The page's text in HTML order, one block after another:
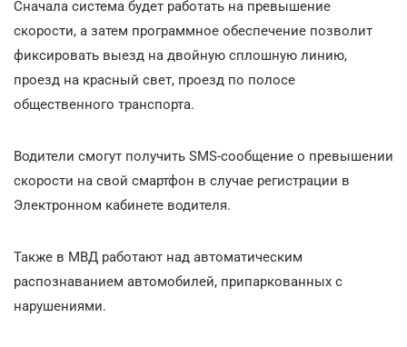
Сначала cистема будет работать на превышение
скорости, а затем программное обеспечение позволит
фиксировать выезд на двойную сплошную линию,
проезд на красный свет, проезд по полосе
общественного транспорта.
Водители смогут получить SMS-сообщение о превышении
скорости на свой смартфон в случае регистрации в
Электронном кабинете водителя.
Также в МВД работают над автоматическим
распознаванием автомобилей, припаркованных с
нарушениями.